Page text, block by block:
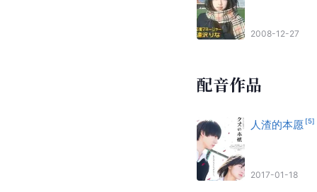
2008-12-27
配音作品
人渣的本愿 [5]
2017-01-18